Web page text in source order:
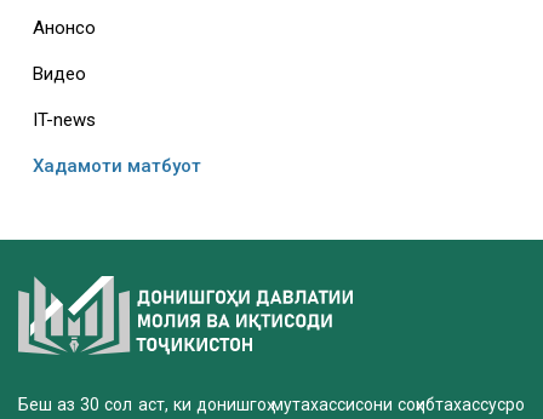
Анонсҳо
Видео
IT-news
Хадамоти матбуот
Беш аз 30 сол аст, ки донишгоҳ мутахассисони соҳибтахассусро